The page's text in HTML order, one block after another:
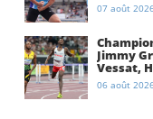
07 août
Jimmy
Vessat,
06 août